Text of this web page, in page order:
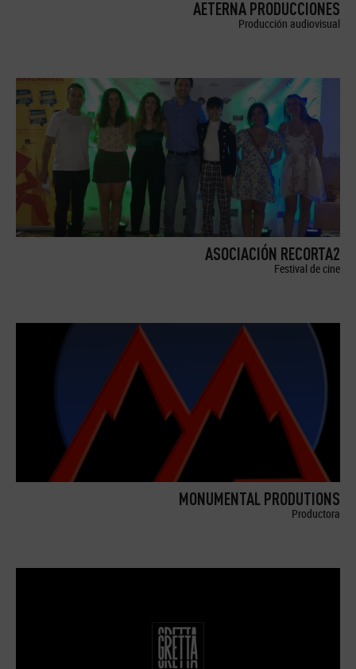
AETERNA PRODUCCIONES
Producción audiovisual
ASOCIACIÓN RECORTA2
Festival de cine
MONUMENTAL PRODUTIONS
Productora